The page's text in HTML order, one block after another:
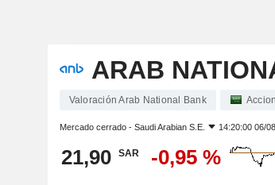
ARAB
Valoración Arab National Bank
Mercado cerrado - Saudi Arabian S.E. 14:20:00 06/
21,90 SAR -0,95 %